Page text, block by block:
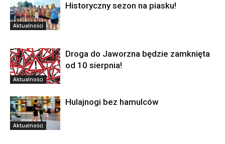
Aktualności
Historyczny sezon na piasku!
Aktualności
Droga do Jaworzna będzie zamknięta
od 10 sierpnia!
Aktualności
Hulajnogi bez hamulców